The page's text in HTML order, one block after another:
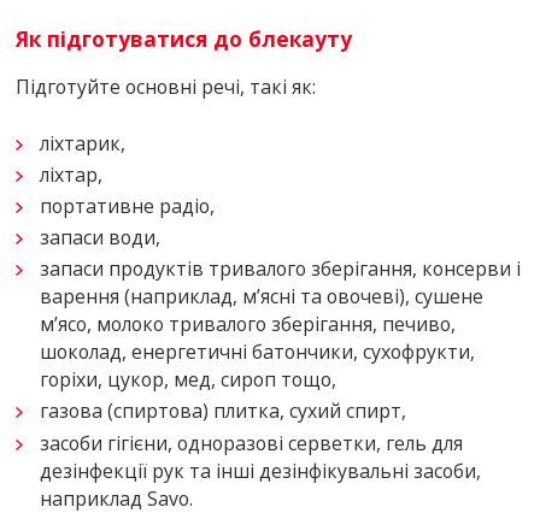
Як підготуватися до блекауту
Підготуйте основні речі, такі як:
ліхтарик,
ліхтар,
портативне радіо,
запаси води,
запаси продуктів тривалого зберігання, консерви і
варення (наприклад, м’ясні та овочеві), сушене
м’ясо, молоко тривалого зберігання, печиво,
шоколад, енергетичні батончики, сухофрукти,
горіхи, цукор, мед, сироп тощо,
газова (спиртова) плитка, сухий спирт,
засоби гігієни, одноразові серветки, гель для
дезінфекції рук та інші дезінфікувальні засоби,
наприклад Savo.